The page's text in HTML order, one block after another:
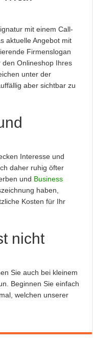
mit einem Call-
aktuelle Angebot mit
Firmenslogan
Onlineshop Ihres
unter der
aber sichtbar zu
Interesse und
daher ruhig öfter
und Business
haben,
Kosten für Ihr
nicht
Sie auch bei kleinem
Beginnen Sie einfach
welchen unserer